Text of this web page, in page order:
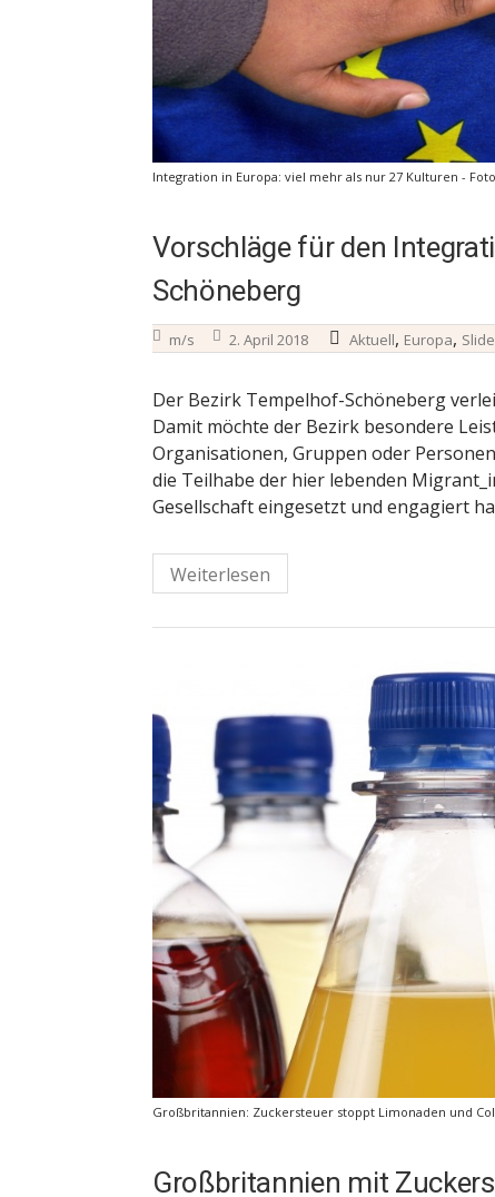
Integration in Europa: viel mehr als nur 27 Kulturen -
Vorschläge für den
Schöneberg
m/s 2. April 2018 Aktuell, Europa,
Der Bezirk Tempelhof-Schöneberg
Damit möchte der Bezirk besondere
Organisationen, Gruppen oder
die Teilhabe der hier lebenden
Gesellschaft eingesetzt und engagiert
Weiterlesen
Großbritannien: Zuckersteuer stoppt Limonaden und
Großbritannien mit